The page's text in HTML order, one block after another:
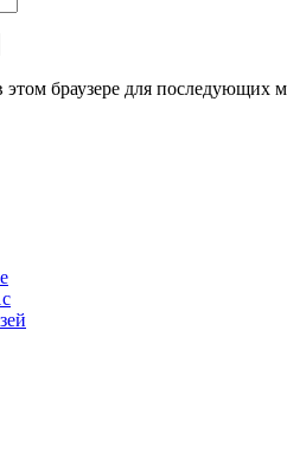
браузере для последующих